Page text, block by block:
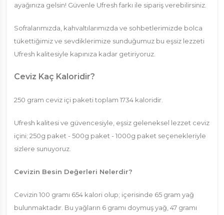
ayağınıza gelsin! Güvenle Ufresh farkı ile sipariş verebilirsiniz.
Sofralarımızda, kahvaltılarımızda ve sohbetlerimizde bolca
tükettiğimiz ve sevdiklerimize sunduğumuz bu eşsiz lezzeti
Ufresh kalitesiyle kapınıza kadar getiriyoruz.
Ceviz Kaç Kaloridir?
250 gram ceviz içi paketi toplam 1734 kaloridir.
Ufresh kalitesi ve güvencesiyle, eşsiz geleneksel lezzet ceviz
içini; 250g paket - 500g paket - 1000g paket seçenekleriyle
sizlere sunuyoruz.
Cevizin Besin Değerleri Nelerdir?
Cevizin 100 gramı 654 kalori olup; içerisinde 65 gram yağ
bulunmaktadır. Bu yağların 6 gramı doymuş yağ, 47 gramı